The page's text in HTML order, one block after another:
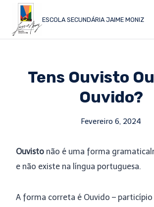
ESCOLA SECUNDÁRIA JAIME MONIZ
Tens Ouvisto
Ouvido?
Fevereiro 6, 2024
Ouvisto não é uma forma
e não existe na língua portuguesa.
A forma correta é Ouvido – particípio